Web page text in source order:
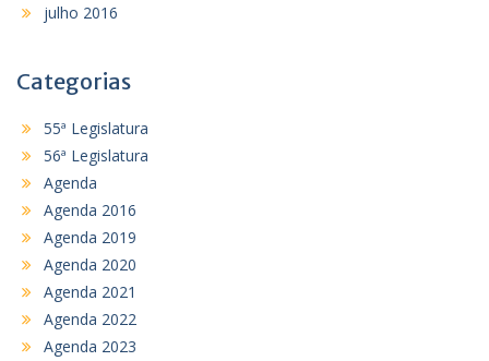
julho 2016
Categorias
55ª Legislatura
56ª Legislatura
Agenda
Agenda 2016
Agenda 2019
Agenda 2020
Agenda 2021
Agenda 2022
Agenda 2023